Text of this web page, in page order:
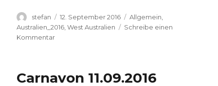
Autor
stefan
Veröffentlicht
am
12. September 2016 Kategorien
Allgemein
Australien_2016 ,West Australien
Schreibe einen
Kommentarzu
Carnavon 11.09.2016